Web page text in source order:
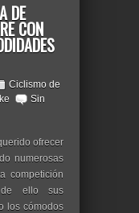
DE
CON
Ciclismo de
Sin
ofrecer
numerosas
competición
de ello sus
los cómodos